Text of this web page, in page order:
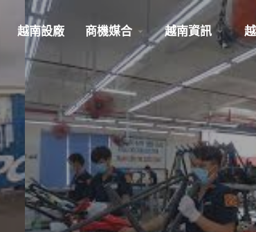
越南設廠 商機媒合 越南資訊